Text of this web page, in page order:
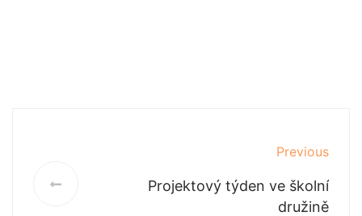
Previous
Projektový týden ve školní
družině